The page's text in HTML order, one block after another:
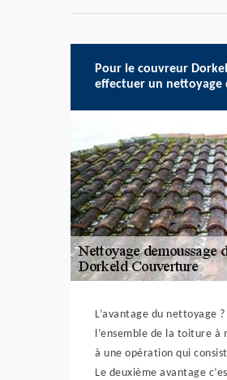
Pour le couvreur
effectuer un
L’avantage du nettoyage
l’ensemble de la toiture
à une opération qui
Le deuxième avantage